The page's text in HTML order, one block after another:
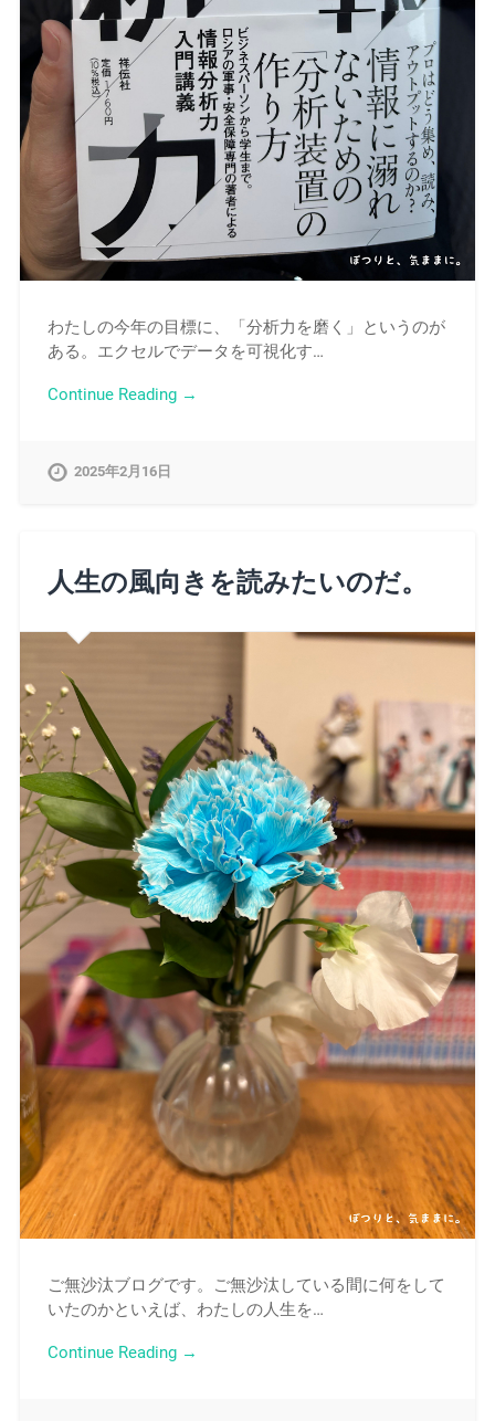
わたしの今年の目標に、「分析力を磨く」というのが
ある。エクセルでデータを可視化す…
Continue Reading →
2025年2月16日
人生の風向きを読みたいのだ。
ご無沙汰ブログです。ご無沙汰している間に何をして
いたのかといえば、わたしの人生を…
Continue Reading →